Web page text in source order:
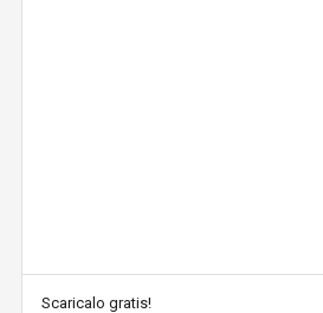
Scaricalo gratis!